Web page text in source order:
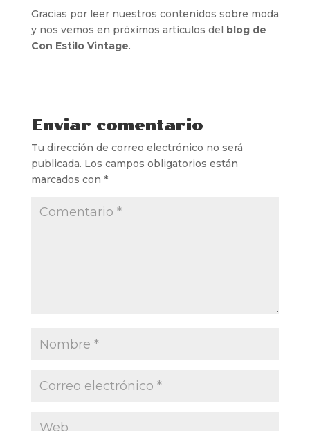
Gracias por leer nuestros contenidos sobre moda
y nos vemos en próximos artículos del blog de
Con Estilo Vintage.
Enviar comentario
Tu dirección de correo electrónico no será
publicada. Los campos obligatorios están
marcados con *